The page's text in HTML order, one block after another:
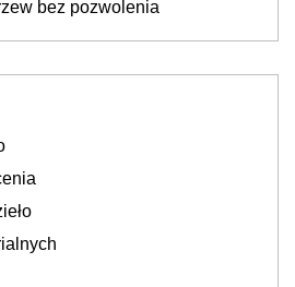
bez pozwolenia